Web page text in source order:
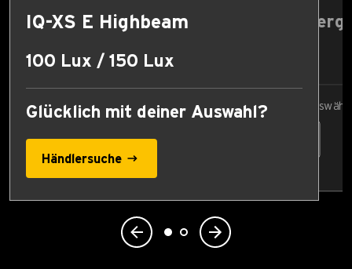
IQ-XS E Highbeam
100 Lux / 150 Lux
Glücklich mit deiner Auswahl?
Händlersuche
Lux-Wert
Vergleichswert